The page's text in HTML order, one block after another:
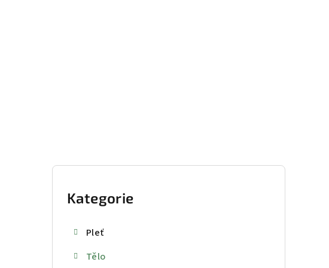
Přeskočit
kategorie
Kategorie
Pleť
Tělo